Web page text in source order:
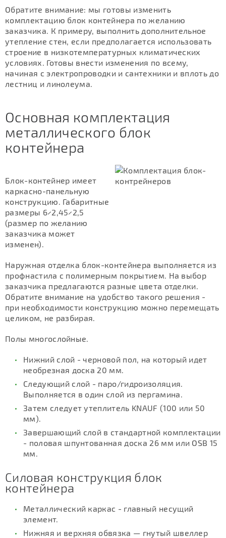
Обратите внимание: мы готовы изменить
комплектацию блок контейнера по желанию
заказчика. К примеру, выполнить дополнительное
утепление стен, если предполагается использовать
строение в низкотемпературных климатических
условиях. Готовы внести изменения по всему,
начиная с электропроводки и сантехники и вплоть до
лестниц и линолеума.
Основная комплектация
металлического блок
контейнера
Блок-контейнер имеет
каркасно-панельную
конструкцию. Габаритные
размеры 6×2,45×2,5
(размер по желанию
заказчика может
изменен).
Наружная отделка блок-контейнера выполняется из
профнастила с полимерным покрытием. На выбор
заказчика предлагаются разные цвета отделки.
Обратите внимание на удобство такого решения -
при необходимости конструкцию можно перемещать
целиком, не разбирая.
Полы многослойные.
Нижний слой - черновой пол, на который идет
необрезная доска 20 мм.
Следующий слой - паро/гидроизоляция.
Выполняется в один слой из пергамина.
Затем следует утеплитель KNAUF (100 или 50
мм).
Завершающий слой в стандартной комплектации
- половая шпунтованная доска 26 мм или OSB 15
мм.
Силовая конструкция блок
контейнера
Металлический каркас - главный несущий
элемент.
Нижняя и верхняя обвязка — гнутый швеллер